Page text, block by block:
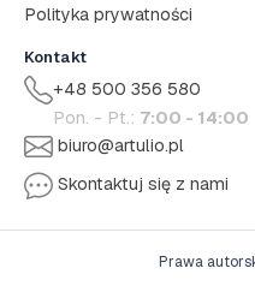
Polityka prywatności
Kontakt
+48 500 356 580
Pon. - Pt.: 7:00 - 14:00
biuro@artulio.pl
Skontaktuj się z nami
Prawa